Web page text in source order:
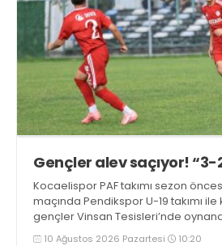
Gençler alev saçıyor! “3-
Kocaelispor PAF takımı sezon
maçında Pendikspor U-19 takımı ile
gençler Vinsan Tesisleri’nde
2 galip ayrıldı.
10 Ağustos 2026 Pazartesi 10:20